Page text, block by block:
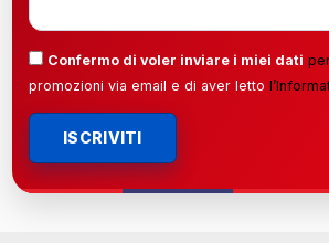
Confermo di voler inviare i miei dati
promozioni via email e di aver letto l’
ISCRIVITI